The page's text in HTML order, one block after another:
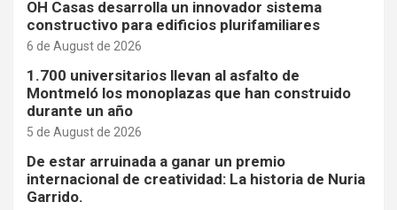
OH Casas desarrolla un innovador sistema
constructivo para edificios plurifamiliares
6 de August de 2026
1.700 universitarios llevan al asfalto de
Montmeló los monoplazas que han construido
durante un año
5 de August de 2026
De estar arruinada a ganar un premio
internacional de creatividad: La historia de Nuria
Garrido.